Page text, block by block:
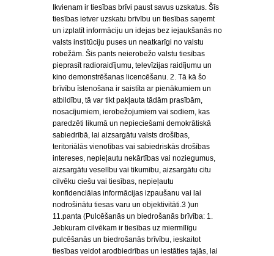
Ikvienam ir tiesības brīvi paust savus uzskatus. Šīs
tiesības ietver uzskatu brīvību un tiesības saņemt
un izplatīt informāciju un idejas bez iejaukšanās no
valsts institūciju puses un neatkarīgi no valstu
robežām. Šis pants neierobežo valstu tiesības
pieprasīt radioraidījumu, televīzijas raidījumu un
kino demonstrēšanas licencēšanu. 2. Tā kā šo
brīvību īstenošana ir saistīta ar pienākumiem un
atbildību, tā var tikt pakļauta tādām prasībām,
nosacījumiem, ierobežojumiem vai sodiem, kas
paredzēti likumā un nepieciešami demokrātiskā
sabiedrībā, lai aizsargātu valsts drošības,
teritoriālās vienotības vai sabiedriskās drošības
intereses, nepieļautu nekārtības vai noziegumus,
aizsargātu veselību vai tikumību, aizsargātu citu
cilvēku ciešu vai tiesības, nepieļautu
konfidenciālas informācijas izpaušanu vai lai
nodrošinātu tiesas varu un objektivitāti.3 )un
11.panta (Pulcēšanās un biedrošanās brīvība: 1.
Jebkuram cilvēkam ir tiesības uz miermīlīgu
pulcēšanās un biedrošanās brīvību, ieskaitot
tiesības veidot arodbiedrības un iestāties tajās, lai